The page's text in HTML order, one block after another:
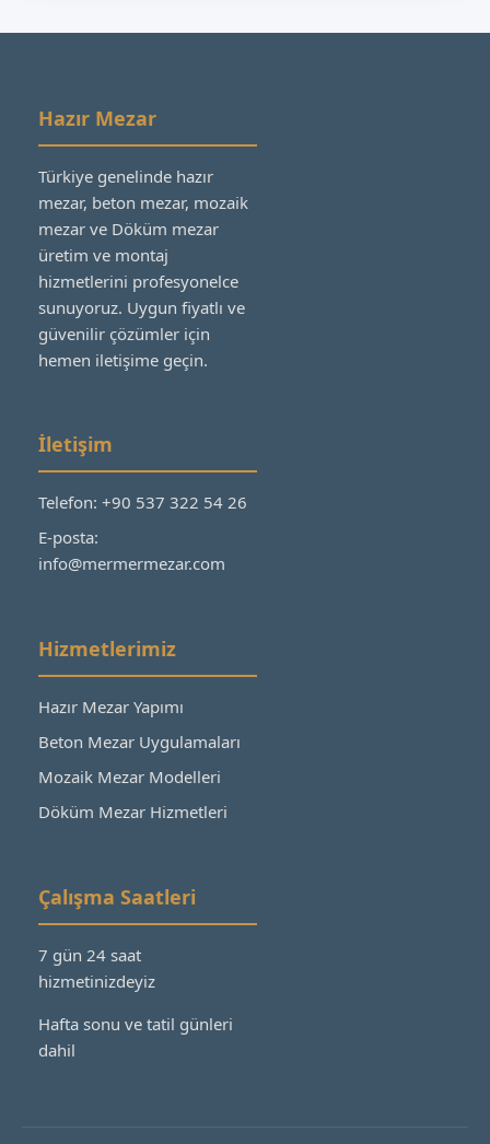
Hazır Mezar
Türkiye genelinde hazır
mezar, beton mezar, mozaik
mezar ve Döküm mezar
üretim ve montaj
hizmetlerini profesyonelce
sunuyoruz. Uygun fiyatlı ve
güvenilir çözümler için
hemen iletişime geçin.
İletişim
Telefon: +90 537 322 54 26
E-posta:
info@mermermezar.com
Hizmetlerimiz
Hazır Mezar Yapımı
Beton Mezar Uygulamaları
Mozaik Mezar Modelleri
Döküm Mezar Hizmetleri
Çalışma Saatleri
7 gün 24 saat
hizmetinizdeyiz
Hafta sonu ve tatil günleri
dahil